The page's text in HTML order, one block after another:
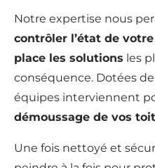
Notre expertise nous
contrôler l’état de
place les solutions les
conséquence. Dotées
équipes interviennent
démoussage de vos
Une fois nettoyé et